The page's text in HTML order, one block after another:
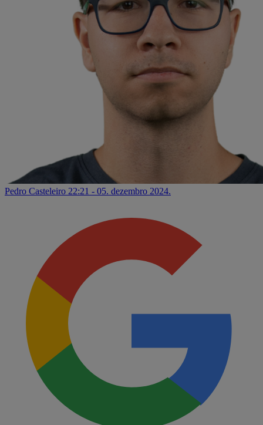
Pedro Casteleiro 22:21 - 05. dezembro 2024.